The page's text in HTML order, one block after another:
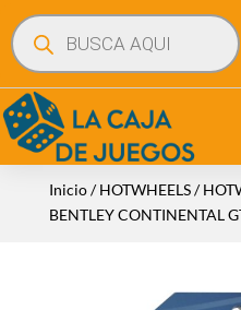
Búsqueda
de
productos
Inicio/HOTWHEELS/
BENTLEY CONTINENTAL